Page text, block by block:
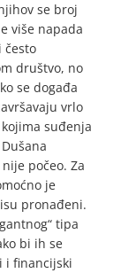
se broj
više napada
često
društvo, no
se događa
vrlo
suđenja
počeo. Za
je
pronađeni.
tipa
bi ih se
i financijski